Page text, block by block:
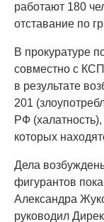
работают 180
отставание по
В прокуратуре
совместно с
в результате
201
РФ
которых
Дела
фигурантов
Александра
руководил